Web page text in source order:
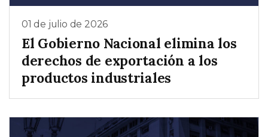
01 de julio de 2026
El Gobierno Nacional elimina los
derechos de exportación a los
productos industriales